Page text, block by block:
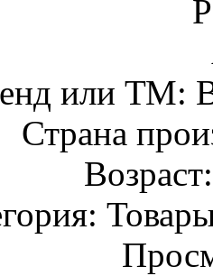
или ТМ:
Страна